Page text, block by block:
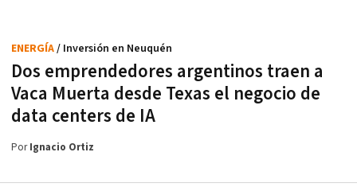
Dos emprendedores argentinos traen a
Vaca Muerta desde Texas el negocio de
data centers de IA
ENERGÍA/ Inversión en Neuquén
PorIgnacio Ortiz